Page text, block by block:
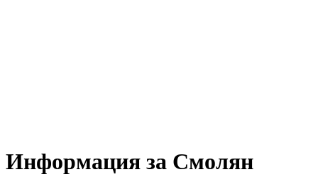
Информация за Смолян